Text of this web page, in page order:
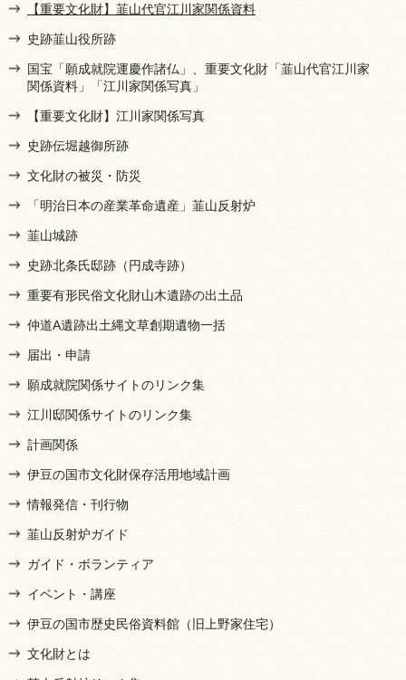
【重要文化財】韮山代官江川家関係資料
史跡韮山役所跡
国宝「願成就院運慶作諸仏」、重要文化財「韮山代官江川家
関係資料」「江川家関係写真」
【重要文化財】江川家関係写真
史跡伝堀越御所跡
文化財の被災・防災
「明治日本の産業革命遺産」韮山反射炉
韮山城跡
史跡北条氏邸跡（円成寺跡）
重要有形民俗文化財山木遺跡の出土品
仲道A遺跡出土縄文草創期遺物一括
届出・申請
願成就院関係サイトのリンク集
江川邸関係サイトのリンク集
計画関係
伊豆の国市文化財保存活用地域計画
情報発信・刊行物
韮山反射炉ガイド
ガイド・ボランティア
イベント・講座
伊豆の国市歴史民俗資料館（旧上野家住宅）
文化財とは